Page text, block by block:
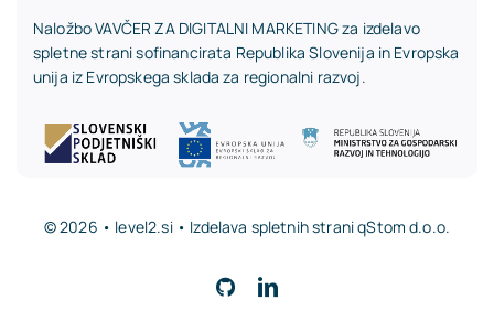
Naložbo VAVČER ZA DIGITALNI MARKETING za izdelavo
spletne strani sofinancirata Republika Slovenija in Evropska
unija iz Evropskega sklada za regionalni razvoj.
© 2026 • level2.si • Izdelava spletnih straniqStom d.o.o.